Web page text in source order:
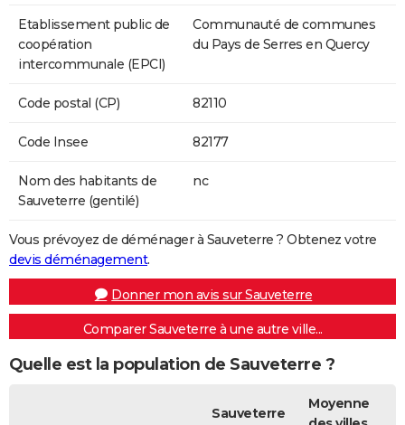
Etablissement public de
coopération
intercommunale (EPCI)
Communauté de communes
du Pays de Serres en Quercy
Code postal (CP) 82110
Code Insee 82177
Nom des habitants de
Sauveterre (gentilé)
nc
Vous prévoyez de déménager à Sauveterre ? Obtenez votre
devis déménagement.
Donner mon avis sur Sauveterre
Comparer Sauveterre à une autre ville...
Quelle est la population de Sauveterre ?
Sauveterre
Moyenne